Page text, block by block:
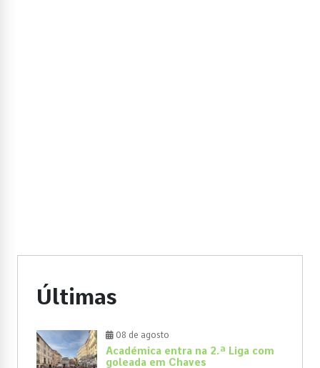
Últimas
08 de agosto
Académica entra na 2.ª Liga com
goleada em Chaves